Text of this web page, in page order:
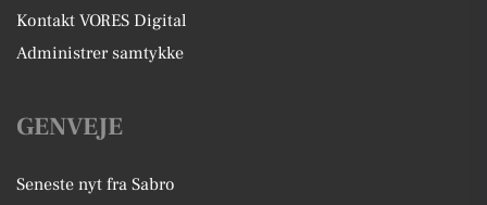
Kontakt VORES Digital
Administrer samtykke
GENVEJE
Seneste nyt fra Sabro